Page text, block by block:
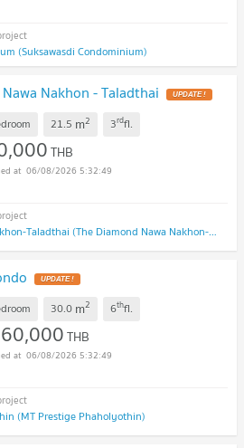
(Suksawasdi Condominium)
Nakhon - Taladthai
21.5 m2 3rdfl.
THB
06/08/2026 5:32:49
The Diamond Nawa Nakhon-Taladthai (The Diamond Nawa Nakhon-Taladthai)
30.0 m2 6thfl.
THB
06/08/2026 5:32:49
(MT Prestige Phaholyothin)